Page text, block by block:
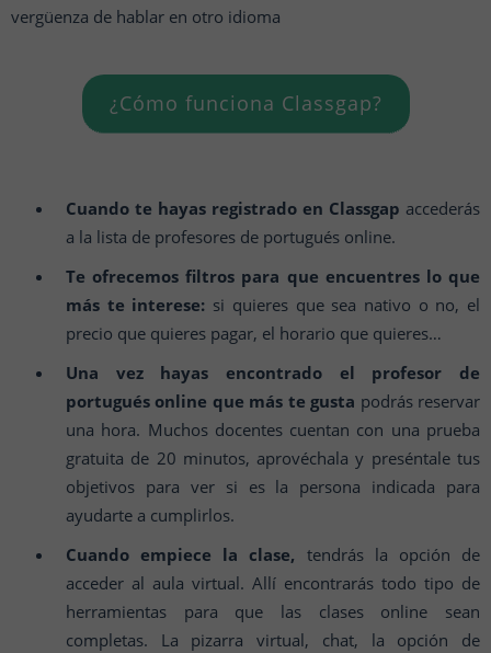
vergüenza de hablar en otro idioma
¿Cómo funciona Classgap?
Cuando te hayas registrado en Classgap accederás
a la lista de profesores de portugués online.
Te ofrecemos filtros para que encuentres lo que
más te interese: si quieres que sea nativo o no, el
precio que quieres pagar, el horario que quieres…
Una vez hayas encontrado el profesor de
portugués online que más te gusta podrás reservar
una hora. Muchos docentes cuentan con una prueba
gratuita de 20 minutos, aprovéchala y preséntale tus
objetivos para ver si es la persona indicada para
ayudarte a cumplirlos.
Cuando empiece la clase, tendrás la opción de
acceder al aula virtual. Allí encontrarás todo tipo de
herramientas para que las clases online sean
completas. La pizarra virtual, chat, la opción de